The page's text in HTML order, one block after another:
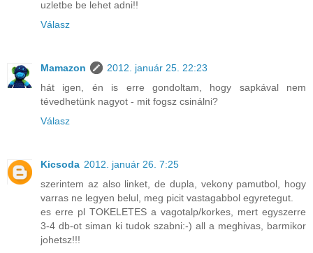
uzletbe be lehet adni!!
Válasz
Mamazon
2012. január 25. 22:23
hát igen, én is erre gondoltam, hogy sapkával nem
tévedhetünk nagyot - mit fogsz csinálni?
Válasz
Kicsoda 2012. január 26. 7:25
szerintem az also linket, de dupla, vekony pamutbol, hogy
varras ne legyen belul, meg picit vastagabbol egyretegut.
es erre pl TOKELETES a vagotalp/korkes, mert egyszerre
3-4 db-ot siman ki tudok szabni:-) all a meghivas, barmikor
johetsz!!!